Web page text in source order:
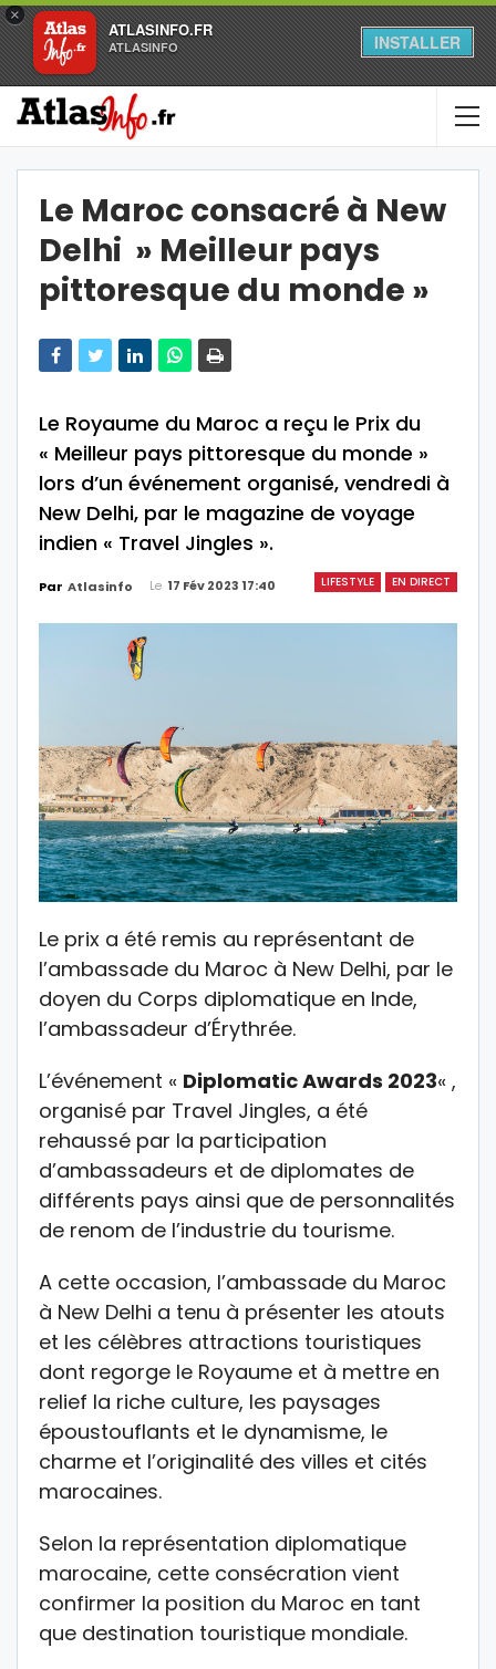
×
ATLASINFO.FR
ATLASINFO INSTALLER
Le Maroc consacré à New
Delhi » Meilleur pays
pittoresque du monde »
Le Royaume du Maroc a reçu le Prix du
« Meilleur pays pittoresque du monde »
lors d’un événement organisé, vendredi à
New Delhi, par le magazine de voyage
indien « Travel Jingles ».
LIFESTYLE EN DIRECT
Par Atlasinfo Le 17 Fév 2023 17:40
Le prix a été remis au représentant de
l’ambassade du Maroc à New Delhi, par le
doyen du Corps diplomatique en Inde,
l’ambassadeur d’Érythrée.
L’événement « Diplomatic Awards 2023« ,
organisé par Travel Jingles, a été
rehaussé par la participation
d’ambassadeurs et de diplomates de
différents pays ainsi que de personnalités
de renom de l’industrie du tourisme.
A cette occasion, l’ambassade du Maroc
à New Delhi a tenu à présenter les atouts
et les célèbres attractions touristiques
dont regorge le Royaume et à mettre en
relief la riche culture, les paysages
époustouflants et le dynamisme, le
charme et l’originalité des villes et cités
marocaines.
Selon la représentation diplomatique
marocaine, cette consécration vient
confirmer la position du Maroc en tant
que destination touristique mondiale.